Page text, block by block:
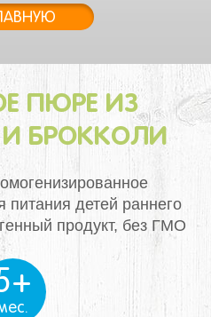
ПЮРЕ ИЗ
БРОККОЛИ
питания детей раннего
продукт, без ГМО